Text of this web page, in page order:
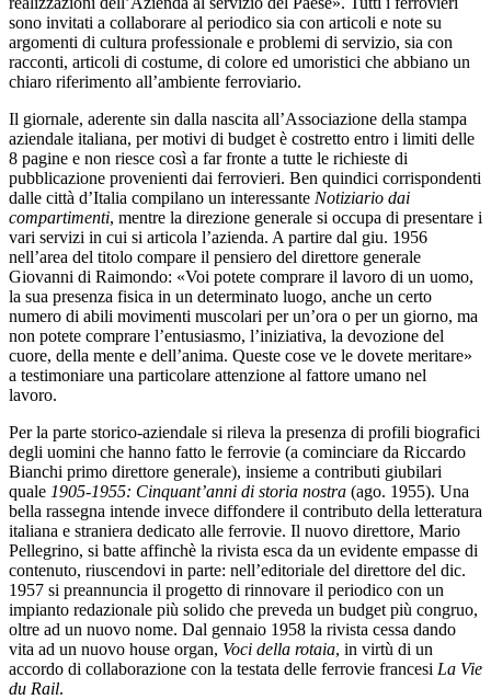
sono invitati a collaborare al periodico sia con articoli e note su
argomenti di cultura professionale e problemi di servizio, sia con
racconti, articoli di costume, di colore ed umoristici che abbiano un
chiaro riferimento all’ambiente ferroviario.
Il giornale, aderente sin dalla nascita all’Associazione della stampa
aziendale italiana, per motivi di budget è costretto entro i limiti delle
8 pagine e non riesce così a far fronte a tutte le richieste di
pubblicazione provenienti dai ferrovieri. Ben quindici corrispondenti
dalle città d’Italia compilano un interessante Notiziario dai
compartimenti, mentre la direzione generale si occupa di presentare i
vari servizi in cui si articola l’azienda. A partire dal giu. 1956
nell’area del titolo compare il pensiero del direttore generale
Giovanni di Raimondo: «Voi potete comprare il lavoro di un uomo,
la sua presenza fisica in un determinato luogo, anche un certo
numero di abili movimenti muscolari per un’ora o per un giorno, ma
non potete comprare l’entusiasmo, l’iniziativa, la devozione del
cuore, della mente e dell’anima. Queste cose ve le dovete meritare»
a testimoniare una particolare attenzione al fattore umano nel
lavoro.
Per la parte storico-aziendale si rileva la presenza di profili biografici
degli uomini che hanno fatto le ferrovie (a cominciare da Riccardo
Bianchi primo direttore generale), insieme a contributi giubilari
quale 1905-1955: Cinquant’anni di storia nostra (ago. 1955). Una
bella rassegna intende invece diffondere il contributo della letteratura
italiana e straniera dedicato alle ferrovie. Il nuovo direttore, Mario
Pellegrino, si batte affinchè la rivista esca da un evidente empasse di
contenuto, riuscendovi in parte: nell’editoriale del direttore del dic.
1957 si preannuncia il progetto di rinnovare il periodico con un
impianto redazionale più solido che preveda un budget più congruo,
oltre ad un nuovo nome. Dal gennaio 1958 la rivista cessa dando
vita ad un nuovo house organ, Voci della rotaia, in virtù di un
accordo di collaborazione con la testata delle ferrovie francesi La Vie
du Rail.